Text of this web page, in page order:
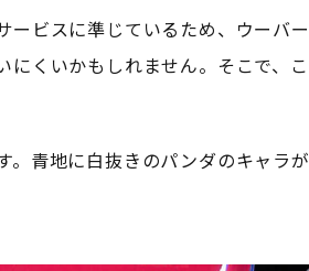
ービスに準じているため、ウーバー
にくいかもしれません。そこで、こ
。青地に白抜きのパンダのキャラが